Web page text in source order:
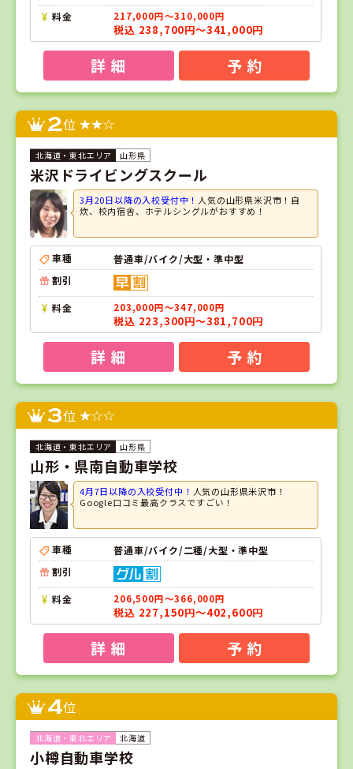
料金 217,000円～310,000円
税込 238,700円～341,000円
詳 細 予 約
2位
山形県
米沢ドライビングスクール
3月20日以降の入校受付中！ 人気の山形県米沢市！自
炊、校内宿舎、ホテルシングルがおすすめ！
車種
普通車/バイク/大型・準中型
割引
料金 203,000円～347,000円
税込 223,300円～381,700円
詳 細 予 約
3位
山形県
山形・県南自動車学校
4月7日以降の入校受付中！ 人気の山形県米沢市！
Google口コミ最高クラスですごい！
車種
普通車/バイク/二種/大型・準中型
割引
料金 206,500円～366,000円
税込 227,150円～402,600円
詳 細 予 約
4位
北海道
小樽自動車学校